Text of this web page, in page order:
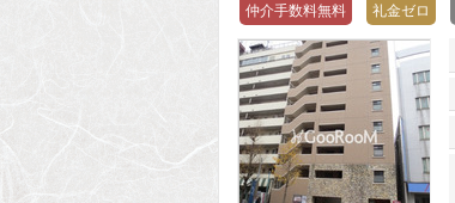
仲介手数料無料 礼金ゼロ